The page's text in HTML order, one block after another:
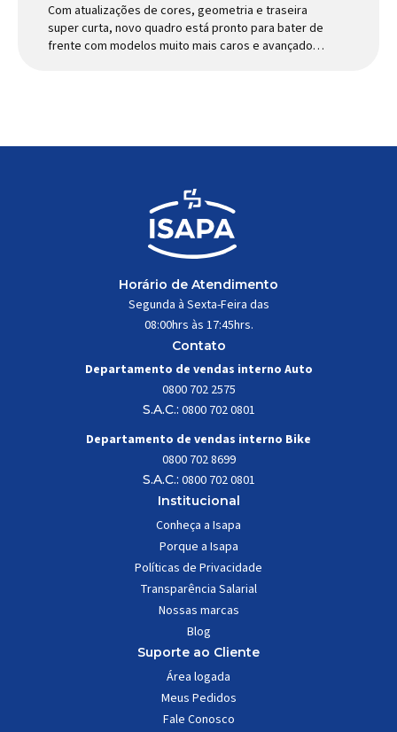
Com atualizações de cores, geometria e traseira
super curta, novo quadro está pronto para bater de
frente com modelos muito mais caros e avançados
Horário de Atendimento
Segunda à Sexta-Feira das
08:00hrs às 17:45hrs.
Contato
Departamento de vendas interno Auto
0800 702 2575
S.A.C.: 0800 702 0801
Departamento de vendas interno Bike
0800 702 8699
S.A.C.: 0800 702 0801
Institucional
Conheça a Isapa
Porque a Isapa
Políticas de Privacidade
Transparência Salarial
Nossas marcas
Blog
Suporte ao Cliente
Área logada
Meus Pedidos
Fale Conosco